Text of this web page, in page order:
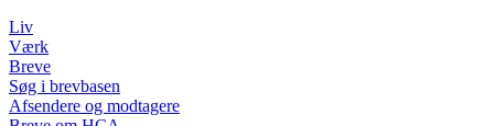
Liv
Værk
Breve
Søg i brevbasen
Afsendere og modtagere